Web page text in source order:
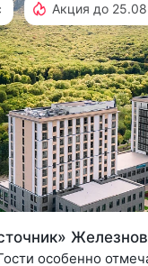
Акция до 25.08
особенно